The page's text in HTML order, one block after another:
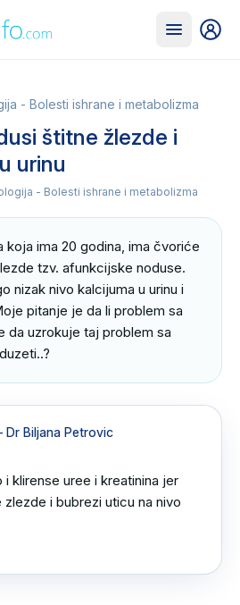
- Bolesti ishrane i metabolizma
štitne žlezde i
urinu
- Bolesti ishrane i metabolizma
koja ima 20 godina, ima čvoriće
tzv. afunkcijske noduse.
nizak nivo kalcijuma u urinu i
pitanje je da li problem sa
da uzrokuje taj problem sa
Biljana Petrovic
i klirense uree i kreatinina jer
i bubrezi uticu na nivo